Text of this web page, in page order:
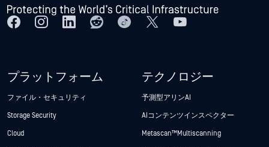
プラットフォーム
ファイル・セキュリティ
Storage Security
Cloud
テクノロジー
予測型アリンAI
AIコンテンツインスペクター
Metascan™ Multiscanning